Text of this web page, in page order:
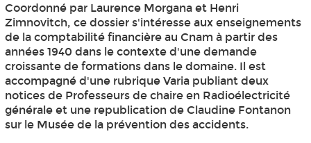
Coordonné par Laurence Morgana et Henri
Zimnovitch, ce dossier s'intéresse aux enseignements
de la comptabilité financière au Cnam à partir des
années 1940 dans le contexte d'une demande
croissante de formations dans le domaine. Il est
accompagné d'une rubrique Varia publiant deux
notices de Professeurs de chaire en Radioélectricité
générale et une republication de Claudine Fontanon
sur le Musée de la prévention des accidents.